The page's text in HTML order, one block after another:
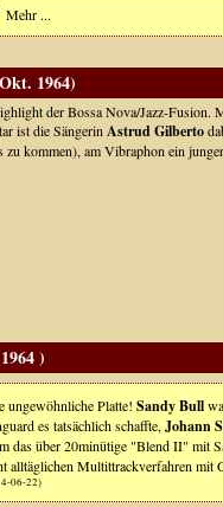
Mehr ...
1964)
der Bossa Nova/Jazz-Fusion.
ist die Sängerin Astrud Gilberto
zu kommen), am Vibraphon ein
)
ungewöhnliche Platte! Sandy Bull
es tatsächlich schaffte, Johann
das über 20minütige "Blend II" mit
alltäglichen Multittrackverfahren mit
06-22)